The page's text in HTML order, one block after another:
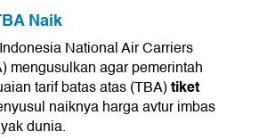
Naik
National Air Carriers
mengusulkan agar pemerintah
tarif batas atas (TBA)tiket
naiknya harga avtur imbas
dunia.